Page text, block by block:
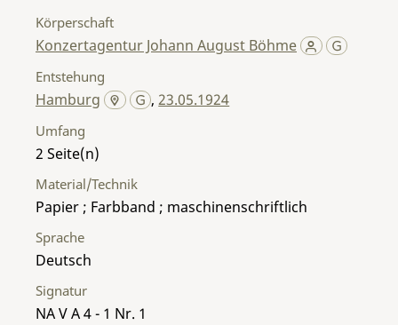
Körperschaft
Konzertagentur Johann August Böhme
Entstehung
Hamburg ,23.05.1924
Umfang
2
Material/Technik
Papier ; Farbband ; maschinenschriftlich
Sprache
Deutsch
Signatur
NA V A 4 - 1 Nr. 1